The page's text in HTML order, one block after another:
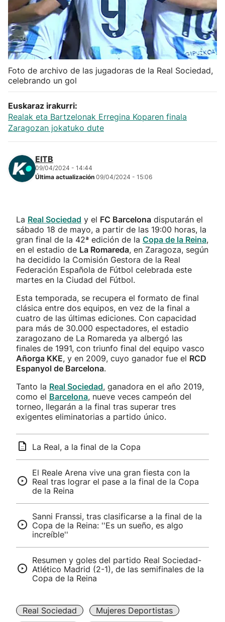
Atletismo
Carreras de montaña
Más deportes
"Helmuga"
Foto de archivo de las jugadoras de la Real Sociedad,
celebrando un gol
Euskaraz irakurri:
Realak eta Bartzelonak Erregina Koparen finala
Zaragozan jokatuko dute
EITB
09/04/2024 - 14:44
Última actualización 09/04/2024 - 15:06
La Real Sociedad y el FC Barcelona disputarán el
sábado 18 de mayo, a partir de las 19:00 horas, la
gran final de la 42ª edición de la Copa de la Reina,
en el estadio de La Romareda, en Zaragoza, según
ha decidido la Comisión Gestora de la Real
Federación Española de Fútbol celebrada este
martes en la Ciudad del Fútbol.
Esta temporada, se recupera el formato de final
clásica entre dos equipos, en vez de la final a
cuatro de las últimas ediciones. Con capacidad
para más de 30.000 espectadores, el estadio
zaragozano de La Romareda ya albergó las
finales de 1991, con triunfo final del equipo vasco
Añorga KKE, y en 2009, cuyo ganador fue el RCD
Espanyol de Barcelona.
Tanto la Real Sociedad, ganadora en el año 2019,
como el Barcelona, nueve veces campeón del
torneo, llegarán a la final tras superar tres
exigentes eliminatorias a partido único.
La Real, a la final de la Copa
El Reale Arena vive una gran fiesta con la
Real tras lograr el pase a la final de la Copa
de la Reina
Sanni Franssi, tras clasificarse a la final de la
Copa de la Reina: ''Es un sueño, es algo
increíble''
Resumen y goles del partido Real Sociedad-
Atlético Madrid (2-1), de las semifinales de la
Copa de la Reina
Real Sociedad
Mujeres Deportistas